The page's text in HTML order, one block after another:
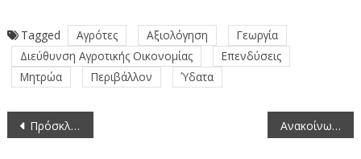
Tagged Αγρότες Αξιολόγηση
Γεωργία
Διεύθυνση Αγροτικής Οικονομίας
Επενδύσεις
Μητρώα
Περιβάλλον Ύδατα
Πλοήγηση
άρθρων
Πρόσκληση εκδήλωσης ενδιαφέροντος για την πλήρωση θέσης Υποδιοικητή της Ανεξάρτητης Αρχής Δημοσίων Εσόδων (ΑΑΔΕ) (26-5-2026) Ανακοίνωση προκήρυξης θέσης στον Ευρωπαϊκό Οργανισμό για την Ασφάλεια και την Υγεία στην Εργασία (EU-OSHA) (27-5-2026)